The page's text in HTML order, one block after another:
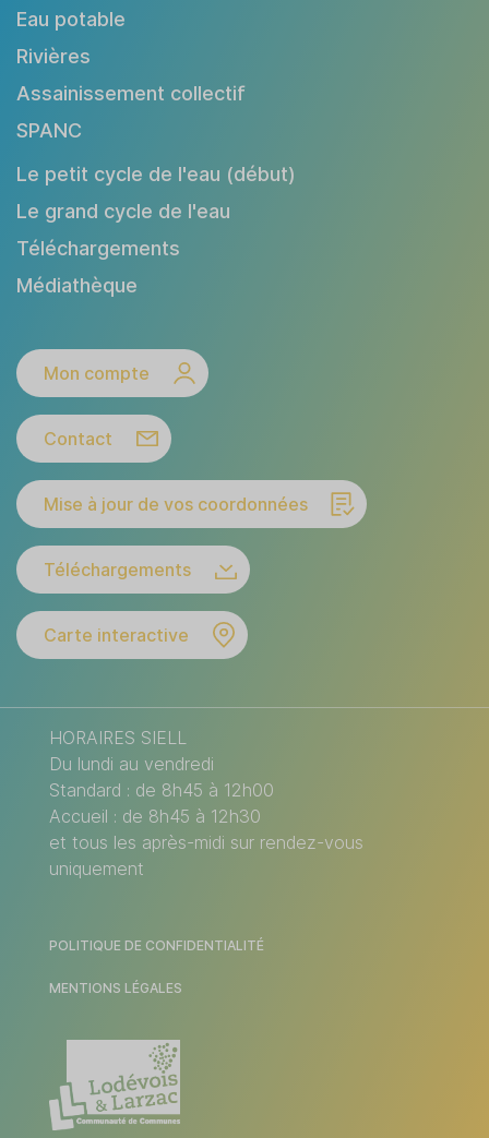
Eau potable
Rivières
Assainissement collectif
SPANC
Le petit cycle de l'eau (début)
Le grand cycle de l'eau
Téléchargements
Médiathèque
Mon compte
Contact
Mise à jour de vos coordonnées
Téléchargements
Carte interactive
HORAIRES SIELL
Du lundi au vendredi
Standard : de 8h45 à 12h00
Accueil : de 8h45 à 12h30
et tous les après-midi sur rendez-vous
uniquement
POLITIQUE DE CONFIDENTIALITÉ
MENTIONS LÉGALES